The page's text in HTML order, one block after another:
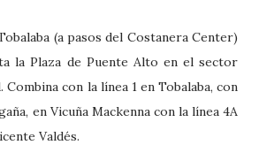
(a pasos del Costanera Center)
la Plaza de Puente Alto en el sector
Combina con la línea 1 en Tobalaba, con
en Vicuña Mackenna con la línea 4A
Valdés.